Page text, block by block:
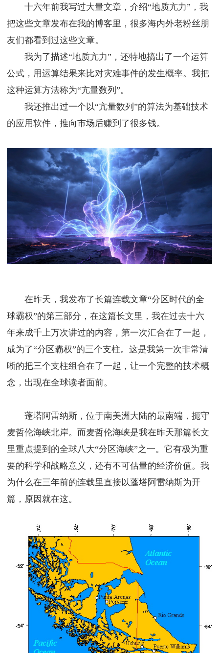
十六年前我写过大量文章，介绍“地质亢力”，我
把这些文章发布在我的博客里，很多海内外老粉丝朋
友们都看到过这些文章。
我为了描述“地质亢力”，还特地搞出了一个运算
公式，用运算结果来比对灾难事件的发生概率。我把
这种运算方法称为“亢量数列”。
我还推出过一个以“亢量数列”的算法为基础技术
的应用软件，推向市场后赚到了很多钱。
在昨天，我发布了长篇连载文章“分区时代的全
球霸权”的第三部分，在这篇长文里，我在过去十六
年来成千上万次讲过的内容，第一次汇合在了一起，
成为了“分区霸权”的三个支柱。这是我第一次非常清
晰的把三个支柱组合在了一起，让一个完整的技术概
念，出现在全球读者面前。
蓬塔阿雷纳斯，位于南美洲大陆的最南端，扼守
麦哲伦海峡北岸。而麦哲伦海峡是我在昨天那篇长文
里重点提到的全球八大“分区海峡”之一。它有极为重
要的科学和战略意义，还有不可估量的经济价值。我
为什么在三年前的连载里直接以蓬塔阿雷纳斯为开
篇，原因就在这。